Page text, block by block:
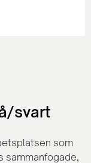
svart
som
sammanfogade,